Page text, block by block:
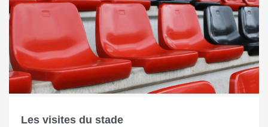
Les visites du stade